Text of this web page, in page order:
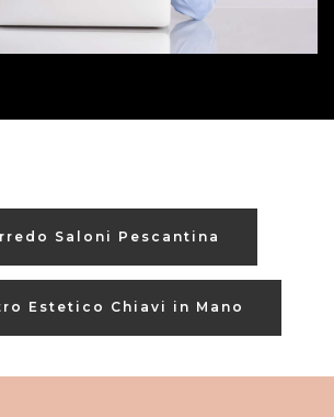
Saloni Pescantina
Estetico Chiavi in Mano